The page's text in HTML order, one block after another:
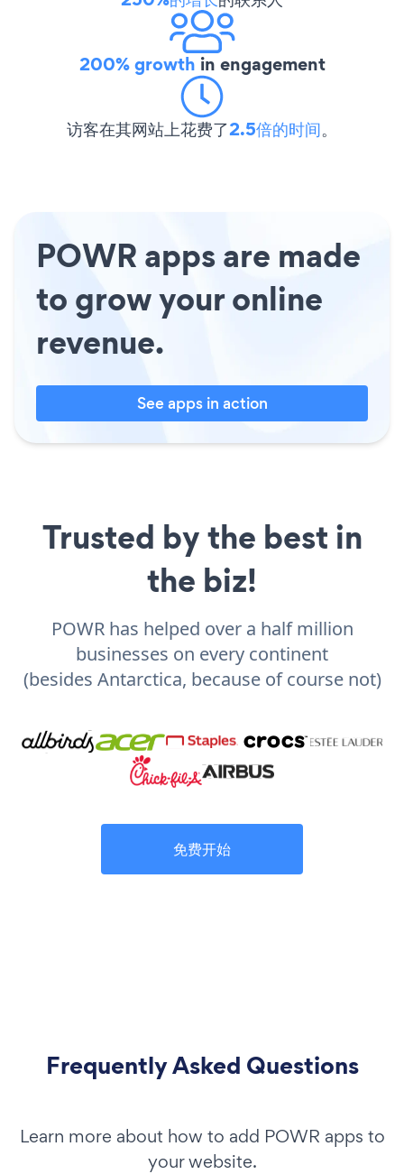
200% growth in engagement
访客在其网站上花费了2.5倍的时间。
POWR apps are made
to grow your online
revenue.
See apps in action
Trusted by the best in
the biz!
POWR has helped over a half million
businesses on every continent
(besides Antarctica, because of course not)
免费开始
Frequently Asked Questions
Learn more about how to add POWR apps to
your website.